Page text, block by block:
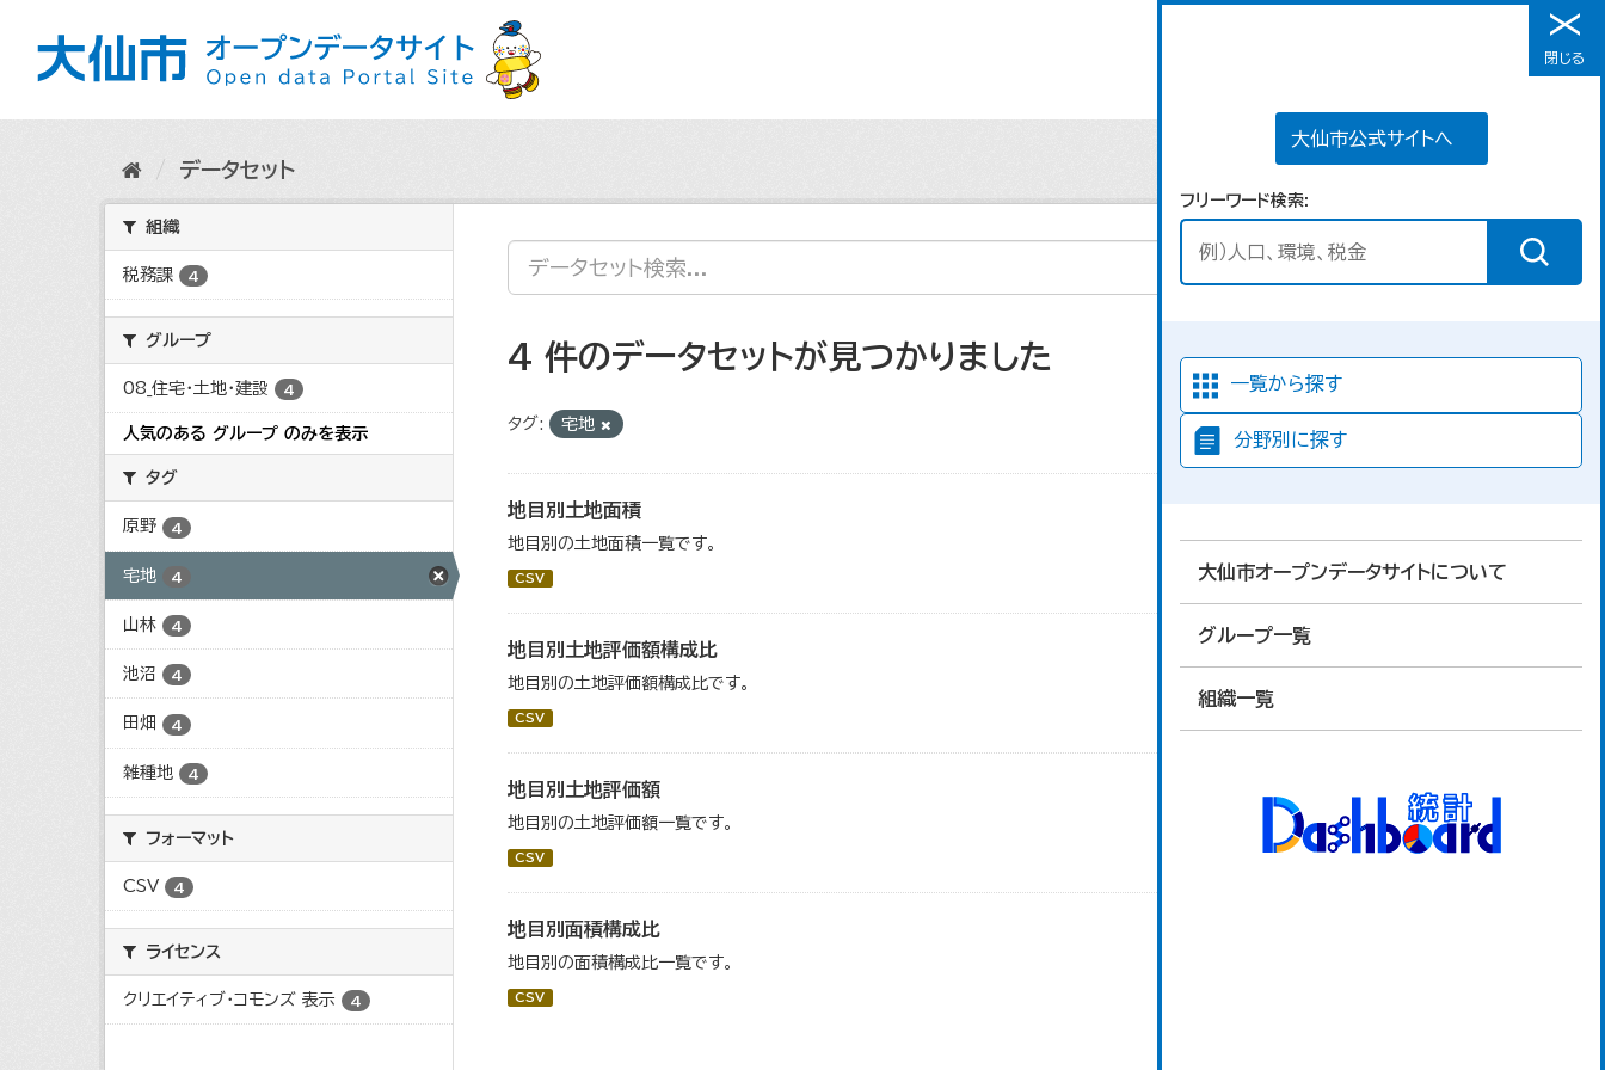
メニュー
大仙市公式サイトへ
フリーワード検索
一覧から探す
分野別に探す
大仙市オープンデータサイトについて
グループ一覧
組織一覧
閉じる
データセット
組織
税務課 4
グループ
08_住宅・土地・建設 4
人気のある グループ のみを表示
タグ
原野 4
宅地 4
山林 4
池沼 4
田畑 4
雑種地 4
フォーマット
CSV 4
ライセンス
クリエイティブ・コモンズ 表示 4
4 件のデータセットが見つかりました
タグ: 宅地
地目別土地面積
地目別の土地面積一覧です。
CSV
地目別土地評価額構成比
地目別の土地評価額構成比です。
CSV
地目別土地評価額
地目別の土地評価額一覧です。
CSV
地目別面積構成比
地目別の面積構成比一覧です。
CSV